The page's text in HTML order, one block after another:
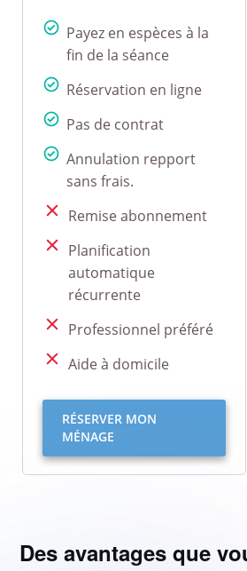
Payez en espèces à la
fin de la séance
Réservation en ligne
Pas de contrat
Annulation repport
sans frais.
Remise abonnement
Planification
automatique
récurrente
Professionnel préféré
Aide à domicile
RÉSERVER MON
MÉNAGE
Des avantages que